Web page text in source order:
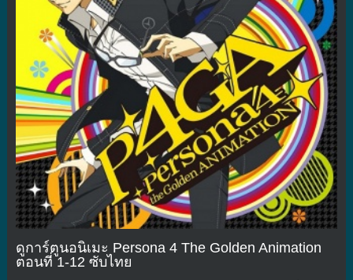
ดูการ์ตูนอนิเมะ Persona 4 The Golden Animation
ตอนที่ 1-12 ซับไทย